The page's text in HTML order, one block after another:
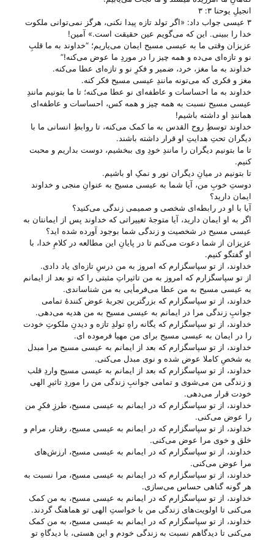
انجیلِ یوحنا ۳: ۳
۳ عیسی جواب داد: «اگر تولد تازه پیدا نکنی، هرگز نمی‌توانی ملکوت
خدا را ببینی. این که می‌گویم عین حقیقت است.» آمین!
عزیزان وقتی ما به عیسی مسیح ایمان می‌‌یاریم؛ “خداوند به ما قلبِ
نو و تازه‌ای می‌‌ده و همه چیز را در موردِ ما عوض می‌‌کنه!”
خداوند به ما مغز، خرد، ضمیر و فکرِ نو و تازه‌ای عطا می‌‌کنه.
مغز و فکری که می‌‌تونه مانندِ عیسی مسیح فکر کنه.
خداوند به ما احساسات و عاطفه‌ای نو عطا می‌‌کنه؛ تا ما بتونیم مانندِ
عیسی مسیح نسبت به همه چیز و همه کس، احساسات و عاطفه‌ای
همانندِ او داشته باشیم!
خداوند توسطِ روح القدس به ما کمک می‌‌کنه، تا روابطِ انسانی ما با
دیگران تحتِ هدایتِ او قرار داشته باشند.
تا ما بتونیم دیگران را مانندِ خودِ وی ببخشیم، دوست بداریم و محبت
کنیم.
تا بتونیم در میانِ دیگران نور و نمکِ او باشیم.
دوستِ خوبِ من، آیا شما به عیسی مسیح به عنوانِ منجی و خداوند
ایمان دارید؟
آیا با او در رابطه‌ای شخصی و صمیمی زندگی می‌‌کنید؟
اگر به او ایمان دارید، آیا متوجهٔ تغییراتی که خداوند پس از ایمانتان به
عیسی مسیح در شخصیت و زندگی شما بوجود آورده شده اید؟
عزیزان از شما دعوت می‌کنم تا در پایانِ این مطالعه در کلامِ خدا، با
او گفتگو کنیم.
خداوند، از تو سپاسگزارم که امروز به من درسِ تازه‌ای یاد دادی.
از تو سپاسگزارم که امروز به من تاثیراتِ مثبتی را که تو بعد از ایمانم
به عیسی مسیح به من عطا می‌‌فرمأیی به من شناساندی.
خداوند، از تو سپاسگزارم که بزرگترین تجربهٔ عوض کنندهٔ تمامی
جوانبِ زندگی مرا در ایمانم به عیسی مسیح به من هدیه می‌‌دهی.
خداوند، از تو سپاسگزارم که یگانه راهِ تولدِ تازه و دیدنِ ملکوتِ خودت
را در ایمان به عیسی مسیح برای من مهیا فرموده ای.
خداوند، از تو سپاسگزارم که بعد از ایمانم به عیسی مسیح مرا مبدل
به شخصِ کاملا عوض شده و نوی مبدل می‌‌کنی.
خداوند، از تو سپاسگزارم که بعد از ایمانم به عیسی مسیح واردِ قلب
و زندگی من می‌‌شوی و تمامی جوانبِ زندگی من را موردِ تاثیرِ الهی
خودت قرار می‌‌دهی.
خداوند، از تو سپاسگزارم که در ایمانم به عیسی مسیح، طرزِ فکرِ من
را عوض می‌‌کنی.
خداوند، از تو سپاسگزارم که در ایمانم به عیسی مسیح، رفتار، مرام و
خلق و خوی مرا عوض می‌‌کنی.
خداوند، از تو سپاسگزارم که در ایمانم به عیسی مسیح، ارزش‌های
مرا عوض می‌‌کنی.
خداوند، از تو سپاسگزارم که در ایمانم به عیسی مسیح، مرا نسبت به
هر گونه گناهی حساس می‌‌سازی.
خداوند، از تو سپاسگزارم که در ایمانم به عیسی مسیح، به من کمک
می‌‌کنی تا اولویت‌های زندگی من با خواستِ الهی تو هماهنگ گردند.
خداوند، از تو سپاسگزارم که در ایمانم به عیسی مسیح، به من کمک
می‌‌کنی تا دیدگاهم نسبت به زندگی خودم و این هستی‌، با دیدگاهِ تو